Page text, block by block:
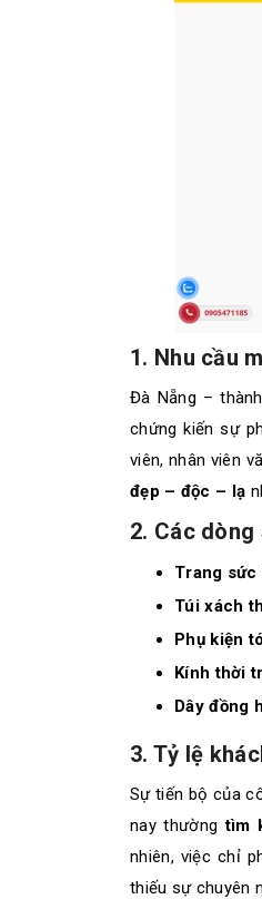
1. Nhu cầu
Đà Nẵng –
chứng kiến sự
viên, nhân viên
đẹp – độc – lạ
2. Các
Trang sức
Túi xách
Phụ kiện
Kính thời
Dây đồng
3. Tỷ lệ
Sự tiến bộ của
nay thườngtìm
nhiên, việc chỉ
thiếu sự chuyên